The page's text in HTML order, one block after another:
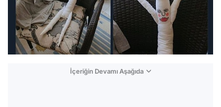
İçeriğin Devamı Aşağıda